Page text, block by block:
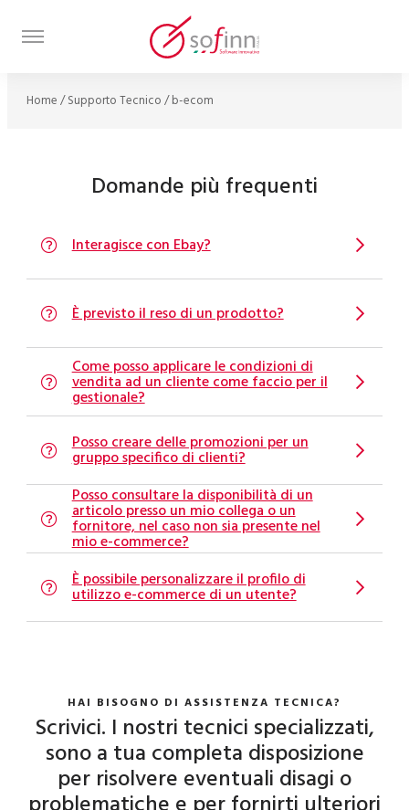
Home/Supporto Tecnico/b-ecom
Domande più frequenti
Interagisce con Ebay?
È previsto il reso di un prodotto?
Come posso applicare le condizioni di
vendita ad un cliente come faccio per il
gestionale?
Posso creare delle promozioni per un
gruppo specifico di clienti?
Posso consultare la disponibilità di un
articolo presso un mio collega o un
fornitore, nel caso non sia presente nel
mio e-commerce?
È possibile personalizzare il profilo di
utilizzo e-commerce di un utente?
HAI BISOGNO DI ASSISTENZA TECNICA?
Scrivici. I nostri tecnici specializzati,
sono a tua completa disposizione
per risolvere eventuali disagi o